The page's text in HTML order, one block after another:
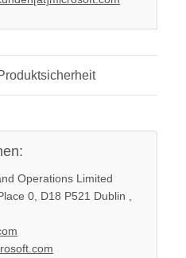
Operations Limited
0, D18 P521 Dublin ,